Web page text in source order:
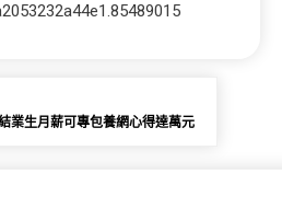
業生月薪可專包養網心得達萬元